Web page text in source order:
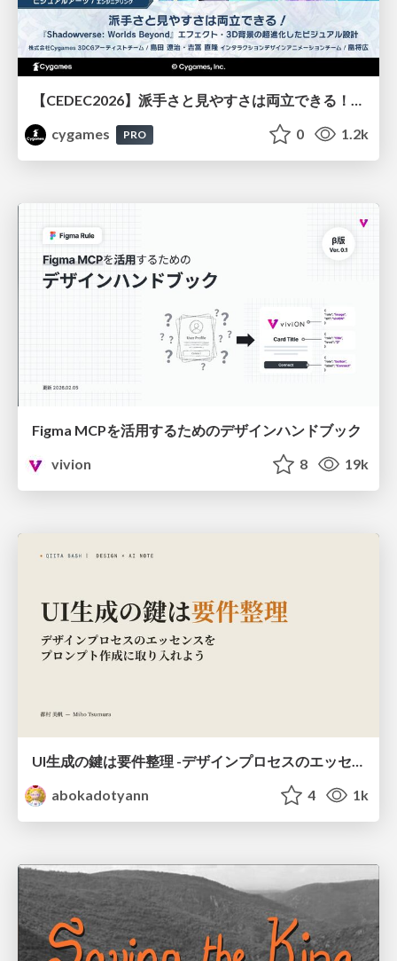
【CEDEC2026】派手さと見やすさは両立できる！『Shadowverse: Worlds Beyond』エフェクト・3D背景の超進化したビジュアル設計
cygames
PRO 0 1.2k
Figma MCPを活用するためのデザインハンドブック
vivion
8 19k
abokadotyann
4 1k